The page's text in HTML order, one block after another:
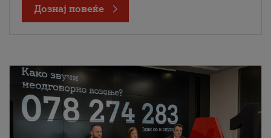
Дознај повеќе